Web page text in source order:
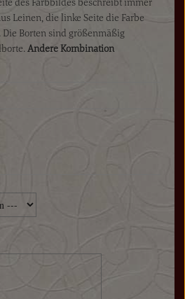
Leinen, die linke Seite die Farbe
Borten sind größenmäßig
Andere Kombination